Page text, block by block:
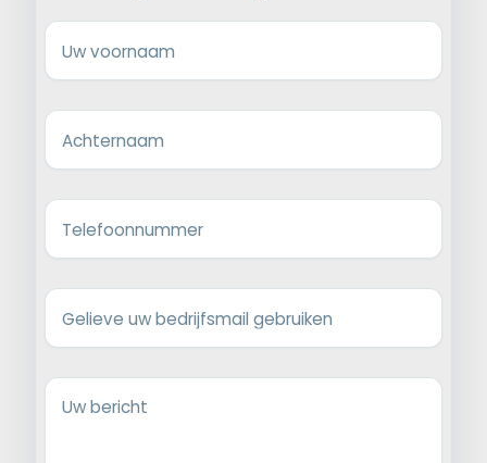
Uw voornaam
Achternaam
Telefoonnummer
Gelieve uw bedrijfsmail gebruiken
Uw bericht